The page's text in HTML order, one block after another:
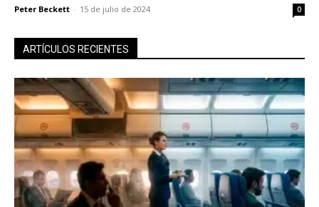
Peter Beckett - 15 de julio de 2024 0
ARTÍCULOS RECIENTES